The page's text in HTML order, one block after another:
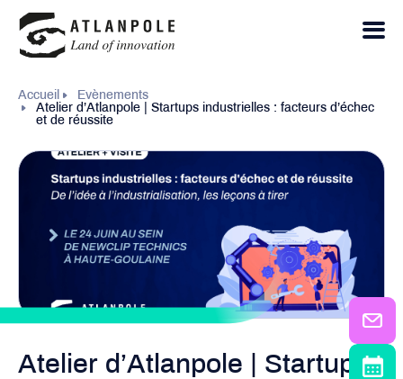
Accueil
Evènements
Atelier d’Atlanpole | Startups industrielles : facteurs d’échec
et de réussite
Atelier d’Atlanpole | Startups